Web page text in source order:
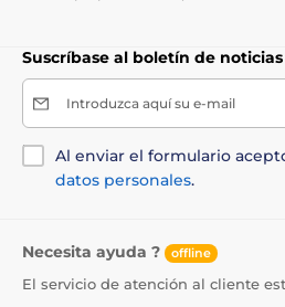
Suscríbase al boletín de noticias
Introduzca aquí su e-mail
Al enviar el formulario
datos personales.
Necesita ayuda ? offline
El servicio de atención al cliente